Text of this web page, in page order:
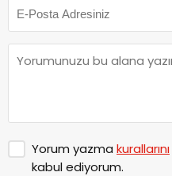
Yorum yazma kurallarını
kabul ediyorum.